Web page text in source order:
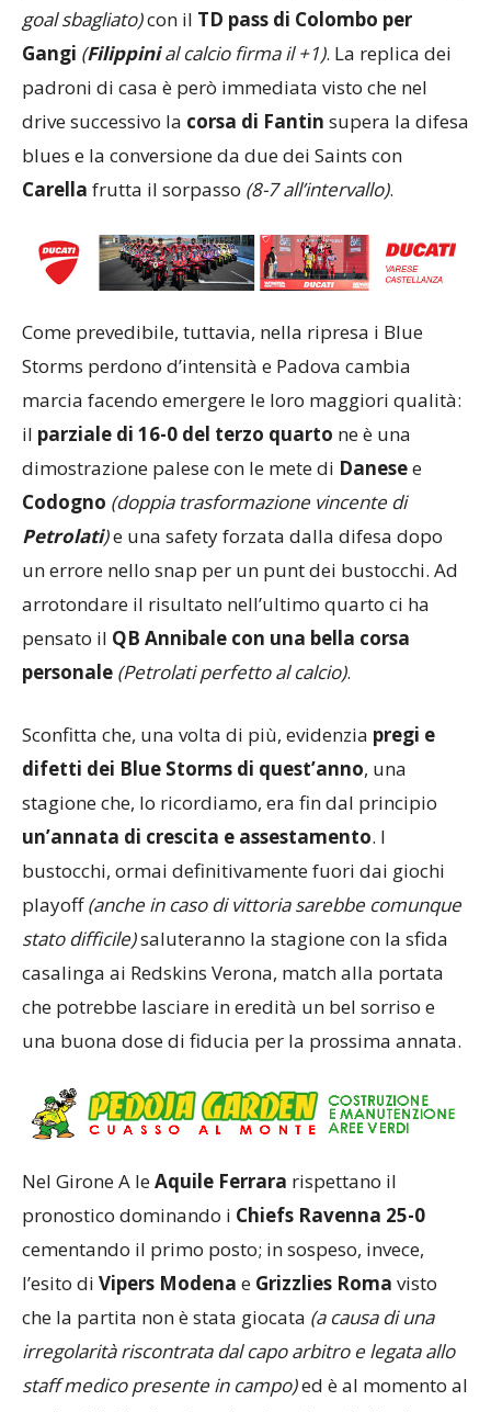
goal sbagliato)con il TD pass di Colombo per
Gangi (Filippinial calcio firma il +1). La replica dei
padroni di casa è però immediata visto che nel
drive successivo la corsa di Fantin supera la difesa
blues e la conversione da due dei Saints con
Carella frutta il sorpasso (8-7 all’intervallo).
Come prevedibile, tuttavia, nella ripresa i Blue
Storms perdono d’intensità e Padova cambia
marcia facendo emergere le loro maggiori qualità:
parziale di 16-0 del terzo quarto
dimostrazione palese con le mete di
Codogno
(doppia trasformazione vincente di
e una safety forzata dalla difesa dopo
un errore nello snap per un punt dei bustocchi. Ad
arrotondare il risultato nell’ultimo quarto ci ha
pensato il
personale
(Petrolati perfetto al calcio)
Sconfitta che, una volta di più, evidenzia pregi e
difetti dei Blue Storms di quest’anno
stagione che, lo ricordiamo, era fin dal principio
bustocchi, ormai definitivamente fuori dai giochi
playoff
(anche in caso di vittoria sarebbe comunque
saluteranno la stagione con la sfida
casalinga ai Redskins Verona, match alla portata
che potrebbe lasciare in eredità un bel sorriso e
una buona dose di fiducia per la prossima annata.
Nel Girone A leAquile Ferrararispettano il
pronostico dominando iChiefs Ravenna 25-0
cementando il primo posto; in sospeso, invece,
l’esito diVipers Modena eGrizzlies Romavisto
che la partita non è stata giocata(a causa di una
irregolarità riscontrata dal capo arbitro e legata allo